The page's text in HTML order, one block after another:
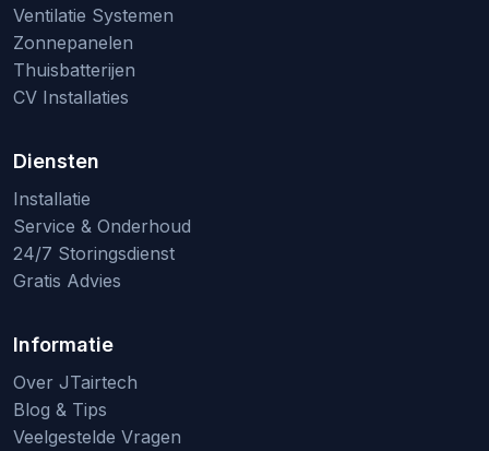
Ventilatie Systemen
Zonnepanelen
Thuisbatterijen
CV Installaties
Diensten
Installatie
Service & Onderhoud
24/7 Storingsdienst
Gratis Advies
Informatie
Over JTairtech
Blog & Tips
Veelgestelde Vragen